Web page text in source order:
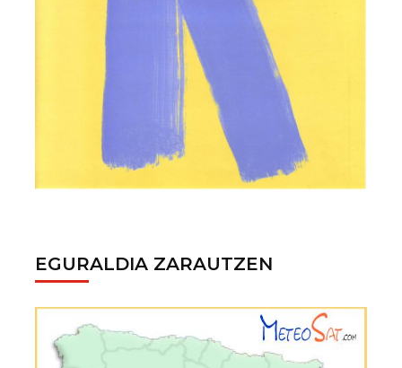
EGURALDIA ZARAUTZEN